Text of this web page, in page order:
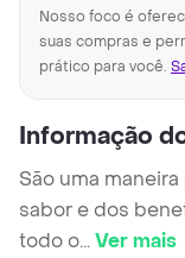
Nosso foco é
suas compras e
prático para você.
Informação
São uma
sabor e dos
todo o...Ver mais